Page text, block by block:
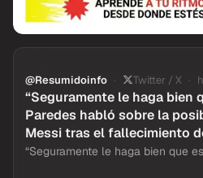
@Resumidoinfo Twitter / X
“Seguramente le haga bien
Paredes habló sobre la
Messi tras el fallecimiento
“Seguramente le haga bien que